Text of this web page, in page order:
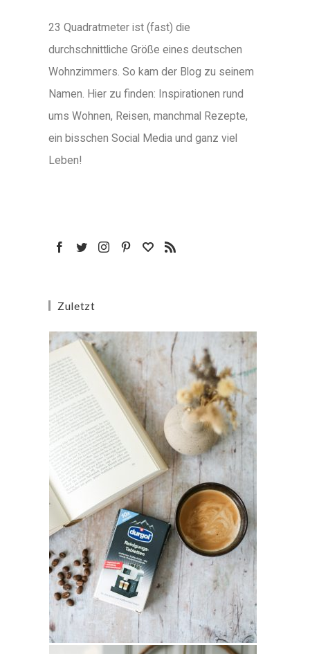
23 Quadratmeter ist (fast) die
durchschnittliche Größe eines deutschen
Wohnzimmers. So kam der Blog zu seinem
Namen. Hier zu finden: Inspirationen rund
ums Wohnen, Reisen, manchmal Rezepte,
ein bisschen Social Media und ganz viel
Leben!
Zuletzt